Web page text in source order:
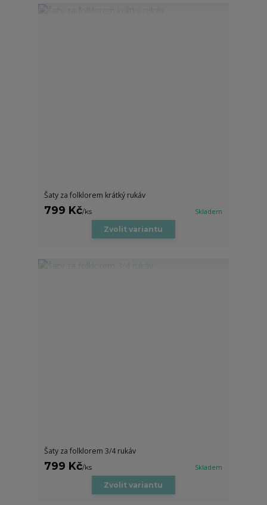
Šaty za folklorem krátký rukáv
799 Kč/ks Skladem
Zvolit variantu
Šaty za folklorem 3/4 rukáv
799 Kč/ks Skladem
Zvolit variantu